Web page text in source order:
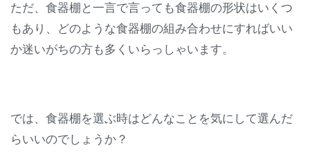
ただ、食器棚と一言で言っても食器棚の形状はいくつ
もあり、どのような食器棚の組み合わせにすればいい
か迷いがちの方も多くいらっしゃいます。
では、食器棚を選ぶ時はどんなことを気にして選んだ
らいいのでしょうか？